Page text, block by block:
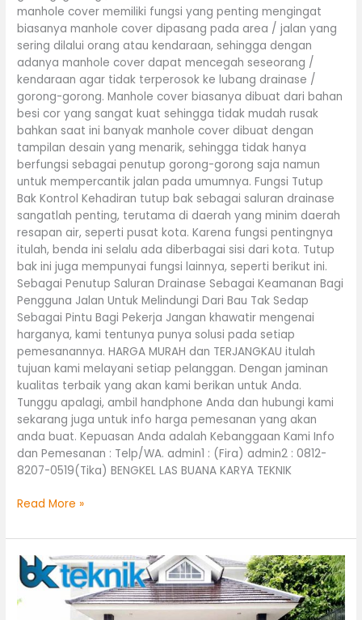
manhole cover memiliki fungsi yang penting mengingat
biasanya manhole cover dipasang pada area / jalan yang
sering dilalui orang atau kendaraan, sehingga dengan
adanya manhole cover dapat mencegah seseorang /
kendaraan agar tidak terperosok ke lubang drainase /
gorong-gorong. Manhole cover biasanya dibuat dari bahan
besi cor yang sangat kuat sehingga tidak mudah rusak
bahkan saat ini banyak manhole cover dibuat dengan
tampilan desain yang menarik, sehingga tidak hanya
berfungsi sebagai penutup gorong-gorong saja namun
untuk mempercantik jalan pada umumnya. Fungsi Tutup
Bak Kontrol Kehadiran tutup bak sebagai saluran drainase
sangatlah penting, terutama di daerah yang minim daerah
resapan air, seperti pusat kota. Karena fungsi pentingnya
itulah, benda ini selalu ada diberbagai sisi dari kota. Tutup
bak ini juga mempunyai fungsi lainnya, seperti berikut ini.
Sebagai Penutup Saluran Drainase Sebagai Keamanan Bagi
Pengguna Jalan Untuk Melindungi Dari Bau Tak Sedap
Sebagai Pintu Bagi Pekerja Jangan khawatir mengenai
harganya, kami tentunya punya solusi pada setiap
pemesanannya. HARGA MURAH dan TERJANGKAU itulah
tujuan kami melayani setiap pelanggan. Dengan jaminan
kualitas terbaik yang akan kami berikan untuk Anda.
Tunggu apalagi, ambil handphone Anda dan hubungi kami
sekarang juga untuk info harga pemesanan yang akan
anda buat. Kepuasan Anda adalah Kebanggaan Kami Info
dan Pemesanan : Telp/WA. admin1 : (Fira) admin2 : 0812-
8207-0519(Tika) BENGKEL LAS BUANA KARYA TEKNIK
Read More »
Pagar
Lipat
Minimalis